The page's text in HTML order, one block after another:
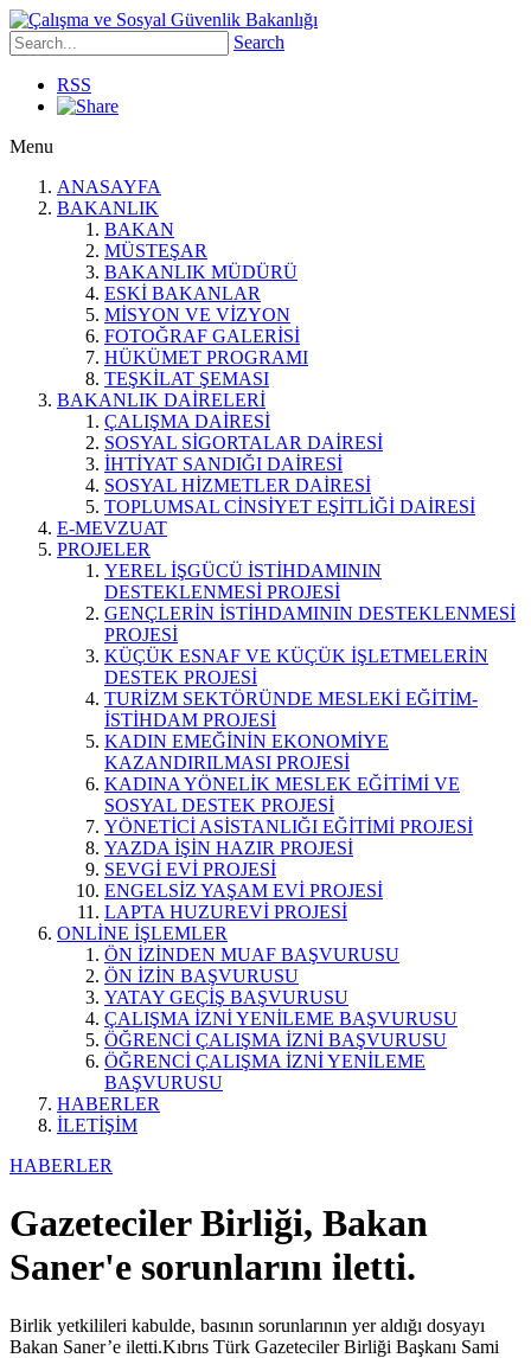
Search
RSS
Menu
ANASAYFA
BAKANLIK
BAKAN
MÜSTEŞAR
BAKANLIK MÜDÜRÜ
ESKİ BAKANLAR
MİSYON VE VİZYON
FOTOĞRAF GALERİSİ
HÜKÜMET PROGRAMI
TEŞKİLAT ŞEMASI
BAKANLIK DAİRELERİ
ÇALIŞMA DAİRESİ
SOSYAL SİGORTALAR DAİRESİ
İHTİYAT SANDIĞI DAİRESİ
SOSYAL HİZMETLER DAİRESİ
TOPLUMSAL CİNSİYET EŞİTLİĞİ DAİRESİ
E-MEVZUAT
PROJELER
YEREL İŞGÜCÜ İSTİHDAMININ
DESTEKLENMESİ PROJESİ
GENÇLERİN İSTİHDAMININ DESTEKLENMESİ
PROJESİ
KÜÇÜK ESNAF VE KÜÇÜK İŞLETMELERİN
DESTEK PROJESİ
TURİZM SEKTÖRÜNDE MESLEKİ EĞİTİM-
İSTİHDAM PROJESİ
KADIN EMEĞİNİN EKONOMİYE
KAZANDIRILMASI PROJESİ
KADINA YÖNELİK MESLEK EĞİTİMİ VE
SOSYAL DESTEK PROJESİ
YÖNETİCİ ASİSTANLIĞI EĞİTİMİ PROJESİ
YAZDA İŞİN HAZIR PROJESİ
SEVGİ EVİ PROJESİ
ENGELSİZ YAŞAM EVİ PROJESİ
LAPTA HUZUREVİ PROJESİ
ONLİNE İŞLEMLER
ÖN İZİNDEN MUAF BAŞVURUSU
ÖN İZİN BAŞVURUSU
YATAY GEÇİŞ BAŞVURUSU
ÇALIŞMA İZNİ YENİLEME BAŞVURUSU
ÖĞRENCİ ÇALIŞMA İZNİ BAŞVURUSU
ÖĞRENCİ ÇALIŞMA İZNİ YENİLEME
BAŞVURUSU
HABERLER
İLETİŞİM
HABERLER
Gazeteciler Birliği, Bakan
Saner'e sorunlarını iletti.
Birlik yetkilileri kabulde, basının sorunlarının yer aldığı dosyayı
Bakan Saner’e iletti.Kıbrıs Türk Gazeteciler Birliği Başkanı Sami